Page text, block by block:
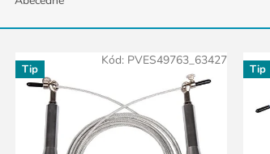
Tip
Kód: PVES49763_63427
Tip